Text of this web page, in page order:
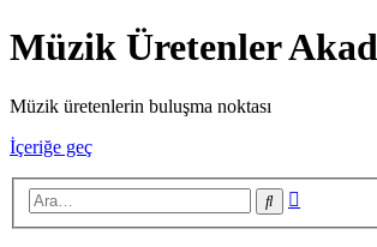
Müzik Üretenler
Müzik üretenlerin buluşma noktası
İçeriğe geç
Ara